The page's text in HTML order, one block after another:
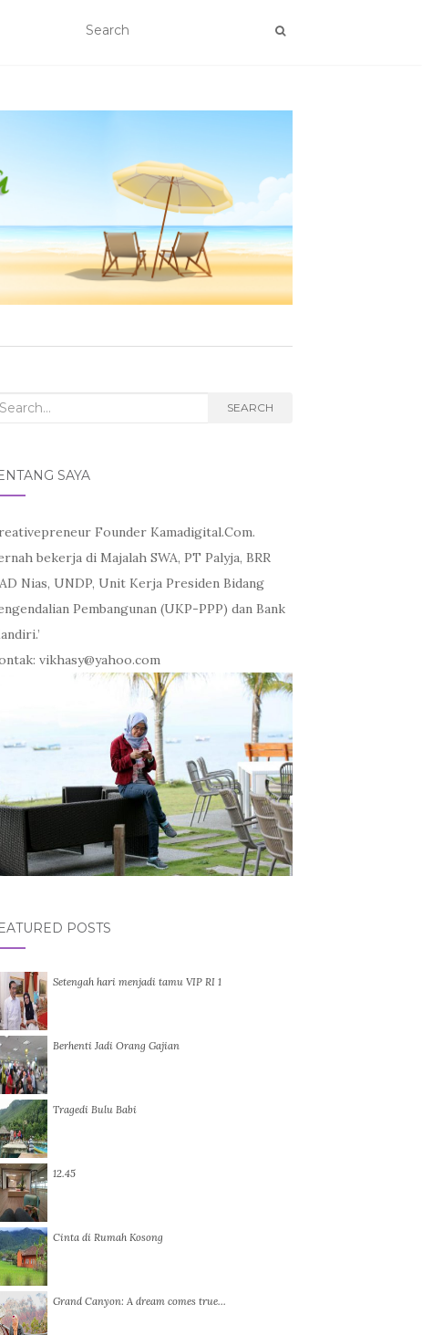
SEARCH
SAYA
Founder Kamadigital.Com.
bekerja di Majalah SWA, PT Palyja, BRR
Nias, UNDP, Unit Kerja Presiden Bidang
Pembangunan (UKP-PPP) dan Bank
vikhasy@yahoo.com
POSTS
Setengah hari menjadi tamu VIP RI 1
Berhenti Jadi Orang Gajian
Tragedi Bulu Babi
12.45
Cinta di Rumah Kosong
Grand Canyon: A dream comes true…